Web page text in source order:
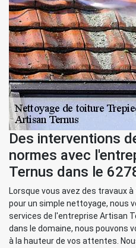
Des interventions
normes avec
Ternus dans le
Lorsque vous avez des travaux
pour un simple nettoyage, nous
services de l'entreprise Artisan
dans le domaine, nous pouvons
à la hauteur de vos attentes.